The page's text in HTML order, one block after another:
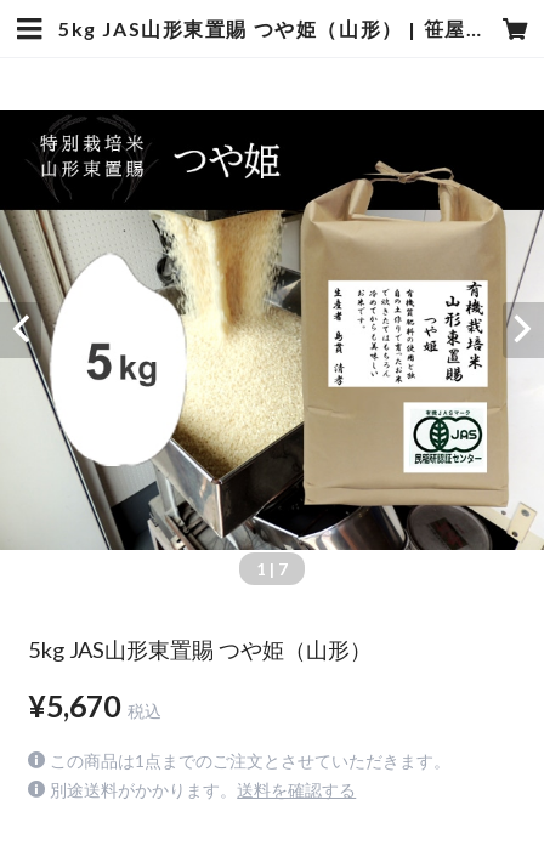
5kg JAS山形東置賜 つや姫（山形） | 笹屋米店
1 | 7
5kg JAS山形東置賜 つや姫（山形）
¥5,670 税込
この商品は1点までのご注文とさせていただきます。
別途送料がかかります。 送料を確認する